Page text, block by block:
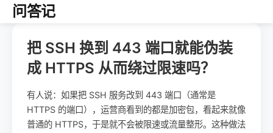
问答记
把 SSH 换到 443 端口就能伪装
成 HTTPS 从而绕过限速吗？
有人说：如果把 SSH 服务改到 443 端口（通常是
HTTPS 的端口），运营商看到的都是加密包，看起来就像
普通的 HTTPS，于是就不会被限速或流量整形。这种做法